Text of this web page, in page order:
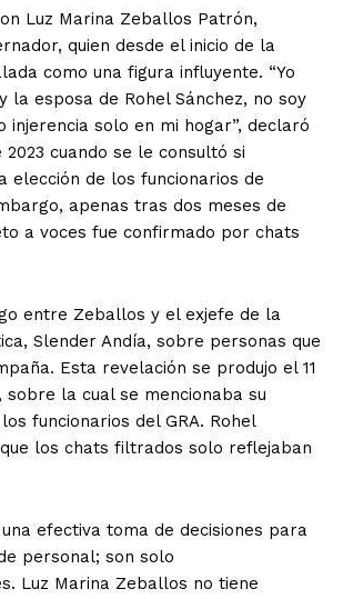
Luz Marina Zeballos Patrón,
quien desde el inicio de la
como una figura influyente. “Yo
la esposa de Rohel Sánchez, no soy
injerencia solo en mi hogar”, declaró
cuando se le consultó si
elección de los funcionarios de
apenas tras dos meses de
a voces fue confirmado por chats
entre Zeballos y el exjefe de la
Slender Andía, sobre personas que
Esta revelación se produjo el 11
sobre la cual se mencionaba su
funcionarios del GRA. Rohel
los chats filtrados solo reflejaban
efectiva toma de decisiones para
personal; son solo
Luz Marina Zeballos no tiene